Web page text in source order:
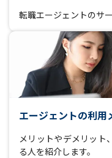
転職エージェントのサ
エージェントの利用
メリットやデメリット
る人を紹介します。